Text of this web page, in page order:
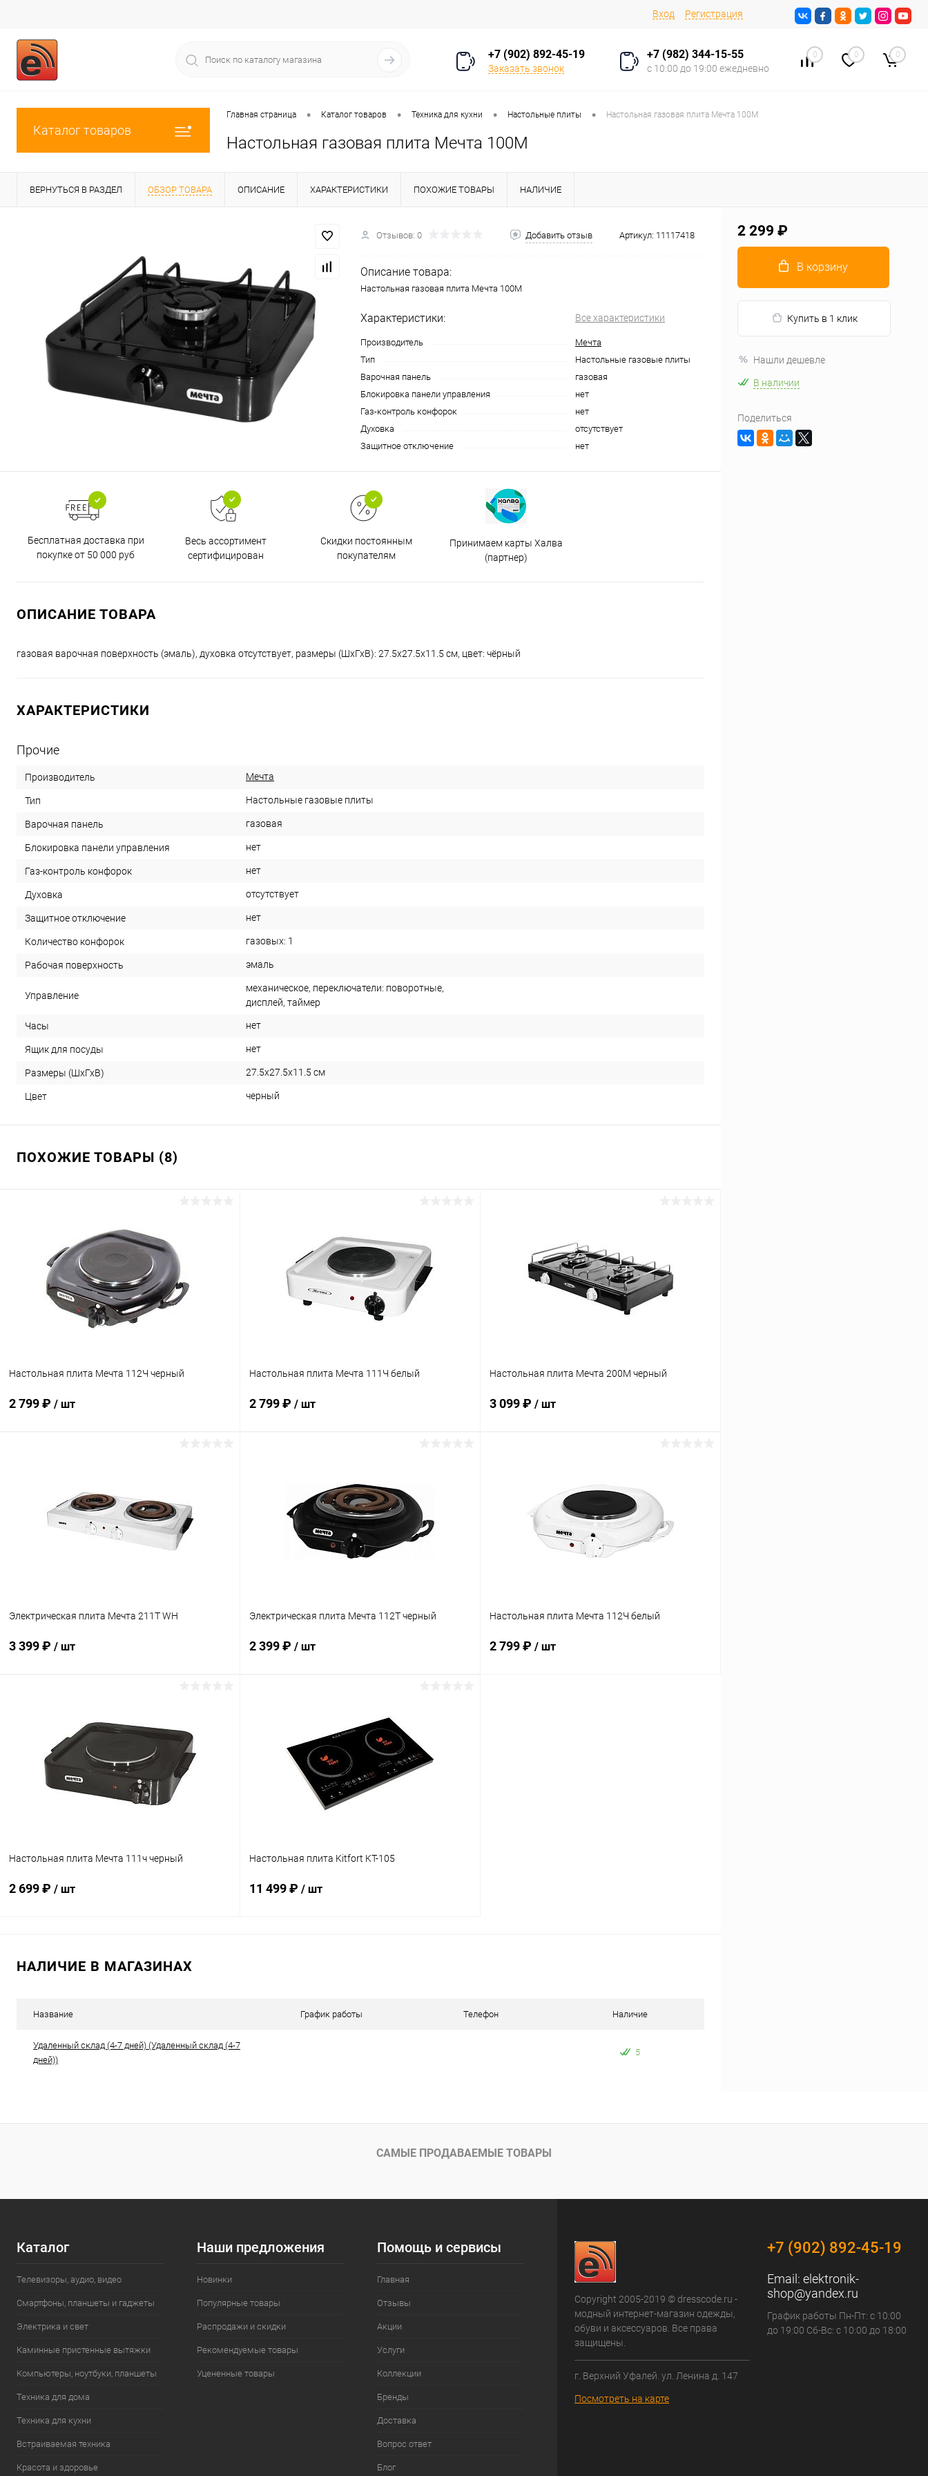
Вход Регистрация
+7 (902) 892-45-19
Заказать звонок
+7 (982) 344-15-55
с 10:00 до 19:00 ежедневно
0 0 0
Каталог товаров
Главная страница • Каталог товаров • Техника для кухни • Настольные плиты • Настольная газовая плита Мечта 100М
Настольная газовая плита Мечта 100М
ВЕРНУТЬСЯ В РАЗДЕЛ ОБЗОР ТОВАРА ОПИСАНИЕ ХАРАКТЕРИСТИКИ ПОХОЖИЕ ТОВАРЫ НАЛИЧИЕ
Отзывов: 0 Добавить отзыв Артикул: 11117418
Описание товара:
Настольная газовая плита Мечта 100М
Характеристики: Все характеристики
Производитель
Мечта
Тип
Настольные газовые плиты
Варочная панель
газовая
Блокировка панели управления
нет
Газ-контроль конфорок
нет
Духовка
отсутствует
Защитное отключение
нет
Бесплатная доставка при
покупке от 50 000 руб
Весь ассортимент
сертифицирован
Скидки постоянным
покупателям
Принимаем карты Халва
(партнер)
ОПИСАНИЕ ТОВАРА
газовая варочная поверхность (эмаль), духовка отсутствует, размеры (ШхГхВ): 27.5x27.5x11.5 см, цвет: чёрный
ХАРАКТЕРИСТИКИ
Прочие
Производитель Мечта
Тип Настольные газовые плиты
Варочная панель газовая
Блокировка панели управления нет
Газ-контроль конфорок нет
Духовка отсутствует
Защитное отключение нет
Количество конфорок газовых: 1
Рабочая поверхность эмаль
Управление
механическое, переключатели: поворотные,
дисплей, таймер
Часы нет
Ящик для посуды нет
Размеры (ШхГхВ) 27.5x27.5x11.5 см
Цвет черный
ПОХОЖИЕ ТОВАРЫ (8)
Настольная плита Мечта 112Ч черный
2 799 ₽ / шт
Купить в 1 клик
В избранное В наличии
Настольная плита Мечта 111Ч белый
2 799 ₽ / шт
Купить в 1 клик К сравнению
В избранное В наличии
Настольная плита Мечта 200М черный
3 099 ₽ / шт
Купить в 1 клик К сравнению
В избранное В наличии
Электрическая плита Мечта 211Т WH
3 399 ₽ / шт
Купить в 1 клик К сравнению
В избранное В наличии
Электрическая плита Мечта 112Т черный
2 399 ₽ / шт
Купить в 1 клик К сравнению
В избранное В наличии
Настольная плита Мечта 112Ч белый
2 799 ₽ / шт
Настольная плита Мечта 111ч черный
2 699 ₽ / шт
Настольная плита Kitfort KT-105
11 499 ₽ / шт
НАЛИЧИЕ В МАГАЗИНАХ
Название График работы Телефон Наличие
Удаленный склад (4-7 дней) (Удаленный склад (4-7
дней))
5
2 299 ₽
В корзину
Купить в 1 клик
Нашли дешевле
В наличии
Поделиться
САМЫЕ ПРОДАВАЕМЫЕ ТОВАРЫ
Каталог
Телевизоры, аудио, видео
Смартфоны, планшеты и гаджеты
Электрика и свет
Каминные пристенные вытяжки
Компьютеры, ноутбуки, планшеты
Техника для дома
Техника для кухни
Встраиваемая техника
Красота и здоровье
Наши предложения
Новинки
Популярные товары
Распродажи и скидки
Рекомендуемые товары
Уцененные товары
Помощь и сервисы
Главная
Отзывы
Акции
Услуги
Коллекции
Бренды
Доставка
Вопрос ответ
Блог
Copyright 2005-2019 © dresscode.ru -
модный интернет-магазин одежды,
обуви и аксессуаров. Все права
защищены.
г. Верхний Уфалей. ул. Ленина д. 147
Посмотреть на карте
+7 (902) 892-45-19
Email: elektronik-
shop@yandex.ru
График работы Пн-Пт: с 10:00
до 19:00 Сб-Вс: с 10:00 до 18:00